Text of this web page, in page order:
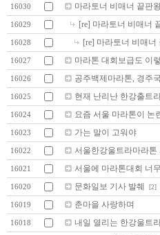
16030 마라토너 비매너 끝판
16029 [re] 마라토너 비매너
16028 [re] 마라토너 비매너
16027 마라톤 대회보급도 이렇
16026 공주백제마라톤, 경주
16025 현재 난리난 한강출트
16024 요즘 서울 마라톤이 논
16023 가는 말이 고워야
16022 서울한강울트라마라톤
16021 서울에 마라톤대회 너
16020 문화일보 기사 발췌 [2]
16019 춘마을 사랑하며
16018 내일 열리는 한강울트